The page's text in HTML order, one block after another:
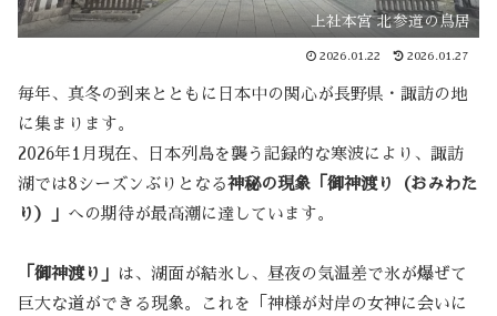
上社本宮 北参道の鳥居
2026.01.22 2026.01.27
毎年、真冬の到来とともに日本中の関心が長野県・諏訪の地
に集まります。
2026年1月現在、日本列島を襲う記録的な寒波により、諏訪
湖では8シーズンぶりとなる神秘の現象「御神渡り（おみわた
り）」 への期待が最高潮に達しています。
「御神渡り」
は、湖面が結氷し、昼夜の気温差で氷が爆ぜて
巨大な道ができる現象。これを「神様が対岸の女神に会いに